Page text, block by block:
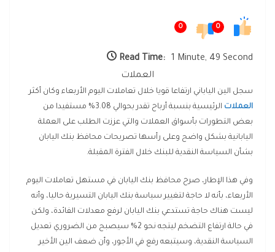
0
0
Read Time:
1 Minute, 49 Second
العملات
سجل الين الياباني ارتفاعا قويا خلال تعاملات اليوم الأربعاء وكان أكثر
العملات
الرئيسية بنسبة أرباح تقدر بحوالي 3.08% مستفيدا من
بعض التطورات بأسواق العملات والتي عززت الطلب على العملة
اليابانية بشكل واضح وعلى رأسها تصريحات محافظ بنك اليابان
بشأن السياسة النقدية للبنك خلال الفترة المقبلة.
وفي هذا الإطار، صرح محافظ بنك اليابان في مستهل تعاملات اليوم
الأربعاء، بأنه لا حاجة لتغيير سياسة بنك اليابان التسيرية حاليا، وأنه
ليست هناك حاجة تستدعي بنك اليابان لرفع معدلات الفائدة، ولكن
في حالة ارتفاع التضخم ليتجه نحو 2% سيصبح من الضروري تعديل
السياسة النقدية، وسيتبعه رفع في الأجور، وأن ضعف الين الأخير